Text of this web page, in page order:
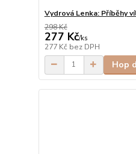
Vydrová Lenka: Příběhy
298 Kč
277 Kč/ks
277 Kč bez DPH
Hop